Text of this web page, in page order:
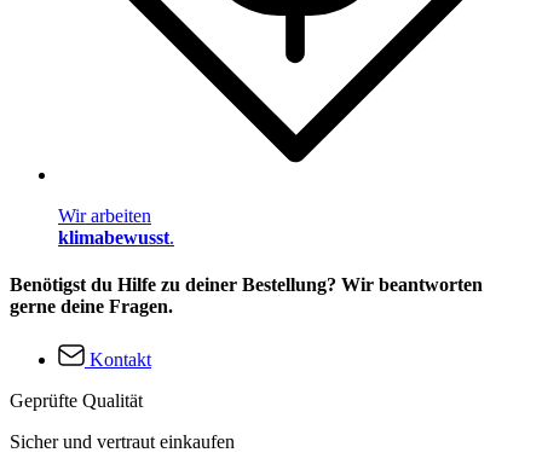
Wir arbeiten
klimabewusst.
Benötigst du Hilfe zu deiner Bestellung? Wir beantworten
gerne deine Fragen.
Kontakt
Geprüfte Qualität
Sicher und vertraut einkaufen